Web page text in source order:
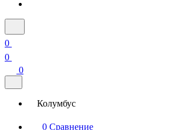
0
0
0
Колумбус
0 Сравнение